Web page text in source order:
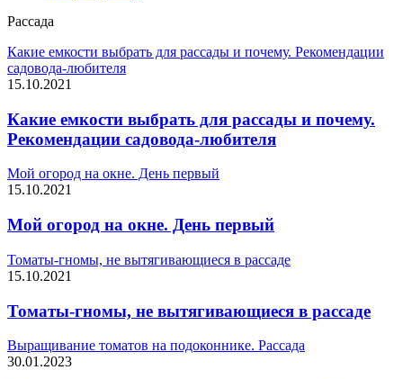
Рассада
Какие емкости выбрать для рассады и почему. Рекомендации
садовода-любителя
15.10.2021
Какие емкости выбрать для рассады и почему.
Рекомендации садовода-любителя
Мой огород на окне. День первый
15.10.2021
Мой огород на окне. День первый
Томаты-гномы, не вытягивающиеся в рассаде
15.10.2021
Томаты-гномы, не вытягивающиеся в рассаде
Выращивание томатов на подоконнике. Рассада
30.01.2023